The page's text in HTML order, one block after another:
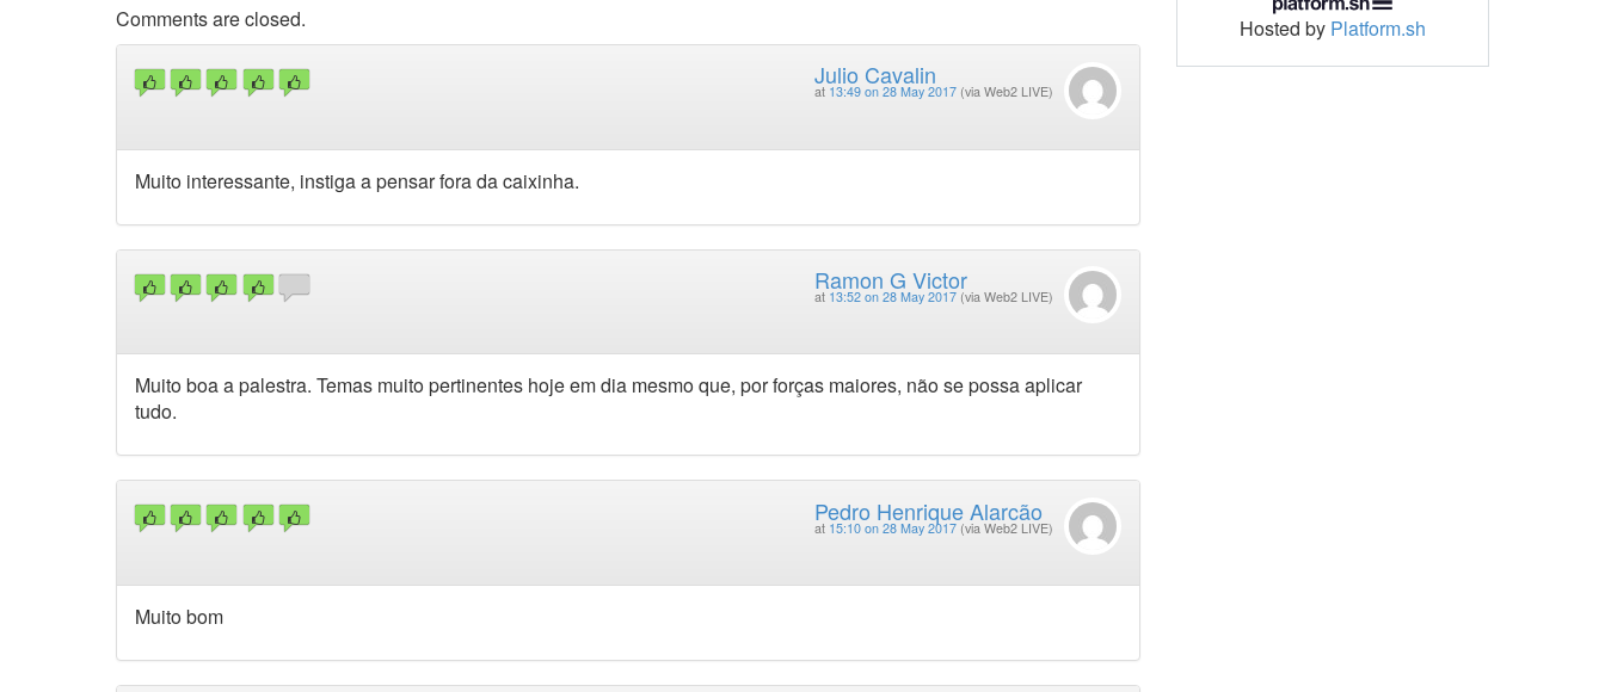
Comments are closed.
Julio Cavalin
at 13:49 on 28 May 2017 (via Web2 LIVE)
Muito interessante, instiga a pensar fora da caixinha.
Ramon G Victor
at 13:52 on 28 May 2017 (via Web2 LIVE)
Muito boa a palestra. Temas muito pertinentes hoje em dia mesmo que, por forças maiores, não se possa aplicar
tudo.
Pedro Henrique Alarcão
at 15:10 on 28 May 2017 (via Web2 LIVE)
Muito bom
Hosted by Platform.sh